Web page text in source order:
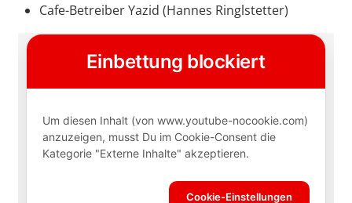
Cafe-Betreiber Yazid (Hannes Ringlstetter)